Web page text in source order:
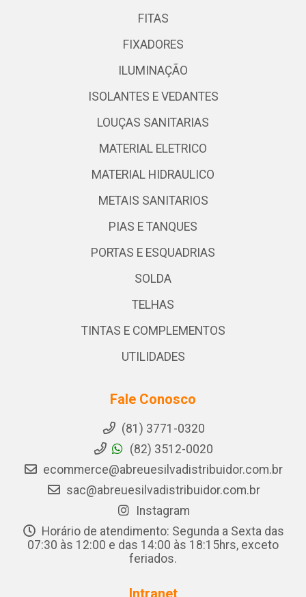
FITAS
FIXADORES
ILUMINAÇÃO
ISOLANTES E VEDANTES
LOUÇAS SANITARIAS
MATERIAL ELETRICO
MATERIAL HIDRAULICO
METAIS SANITARIOS
PIAS E TANQUES
PORTAS E ESQUADRIAS
SOLDA
TELHAS
TINTAS E COMPLEMENTOS
UTILIDADES
Fale Conosco
(81) 3771-0320
(82) 3512-0020
ecommerce@abreuesilvadistribuidor.com.br
sac@abreuesilvadistribuidor.com.br
Instagram
Horário de atendimento: Segunda a Sexta das
07:30 às 12:00 e das 14:00 às 18:15hrs, exceto
feriados.
Intranet